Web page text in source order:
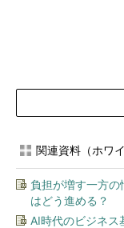
関連資料（ホワ
負担が増す一方
はどう進める？
AI時代のビジネ